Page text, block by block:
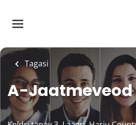
main
Tagasi
A-Jaatmeveod